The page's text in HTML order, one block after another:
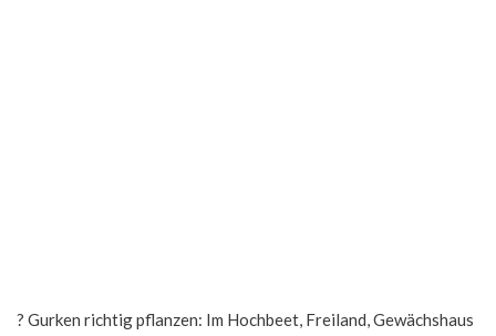
? Gurken richtig pflanzen: Im Hochbeet, Freiland, Gewächshaus